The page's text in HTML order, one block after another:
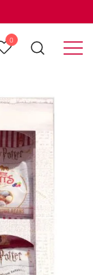
0